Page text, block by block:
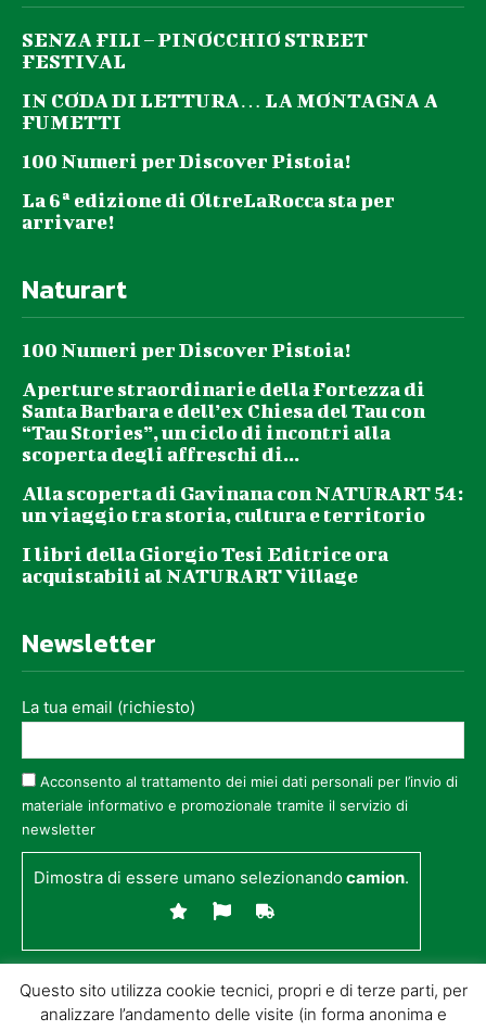
SENZA FILI – PINOCCHIO STREET
FESTIVAL
IN CODA DI LETTURA… LA MONTAGNA A
FUMETTI
100 Numeri per Discover Pistoia!
La 6ª edizione di OltreLaRocca sta per
arrivare!
Naturart
100 Numeri per Discover Pistoia!
Aperture straordinarie della Fortezza di
Santa Barbara e dell’ex Chiesa del Tau con
“Tau Stories”, un ciclo di incontri alla
scoperta degli affreschi di...
Alla scoperta di Gavinana con NATURART 54:
un viaggio tra storia, cultura e territorio
I libri della Giorgio Tesi Editrice ora
acquistabili al NATURART Village
Newsletter
La tua email (richiesto)
Acconsento al trattamento dei miei dati personali per l’invio di
materiale informativo e promozionale tramite il servizio di
newsletter
Dimostra di essere umano selezionandocamion.
Questo sito utilizza cookie tecnici, propri e di terze parti, per
analizzare l’andamento delle visite (in forma anonima e